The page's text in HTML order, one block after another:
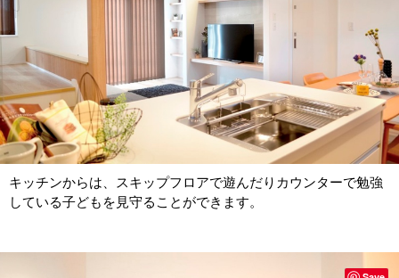
キッチンからは、スキップフロアで遊んだりカウンターで勉強
している子どもを見守ることができます。